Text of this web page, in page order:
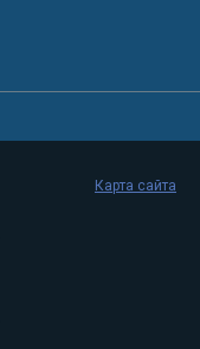
Карта сайта